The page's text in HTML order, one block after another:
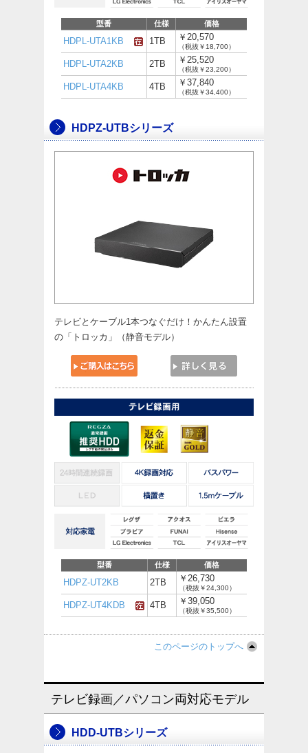
型番 仕様 価格
HDPL-UTA1KB 1TB ￥20,570
（税抜￥18,700）
HDPL-UTA2KB 2TB ￥25,520
（税抜￥23,200）
HDPL-UTA4KB 4TB ￥37,840
（税抜￥34,400）
HDPZ-UTBシリーズ
テレビとケーブル1本つなぐだけ！かんたん設置
の「トロッカ」（静音モデル）
型番 仕様 価格
HDPZ-UT2KB 2TB ￥26,730
（税抜￥24,300）
HDPZ-UT4KDB 4TB ￥39,050
（税抜￥35,500）
このページのトップへ
テレビ録画／パソコン両対応モデル
HDD-UTBシリーズ